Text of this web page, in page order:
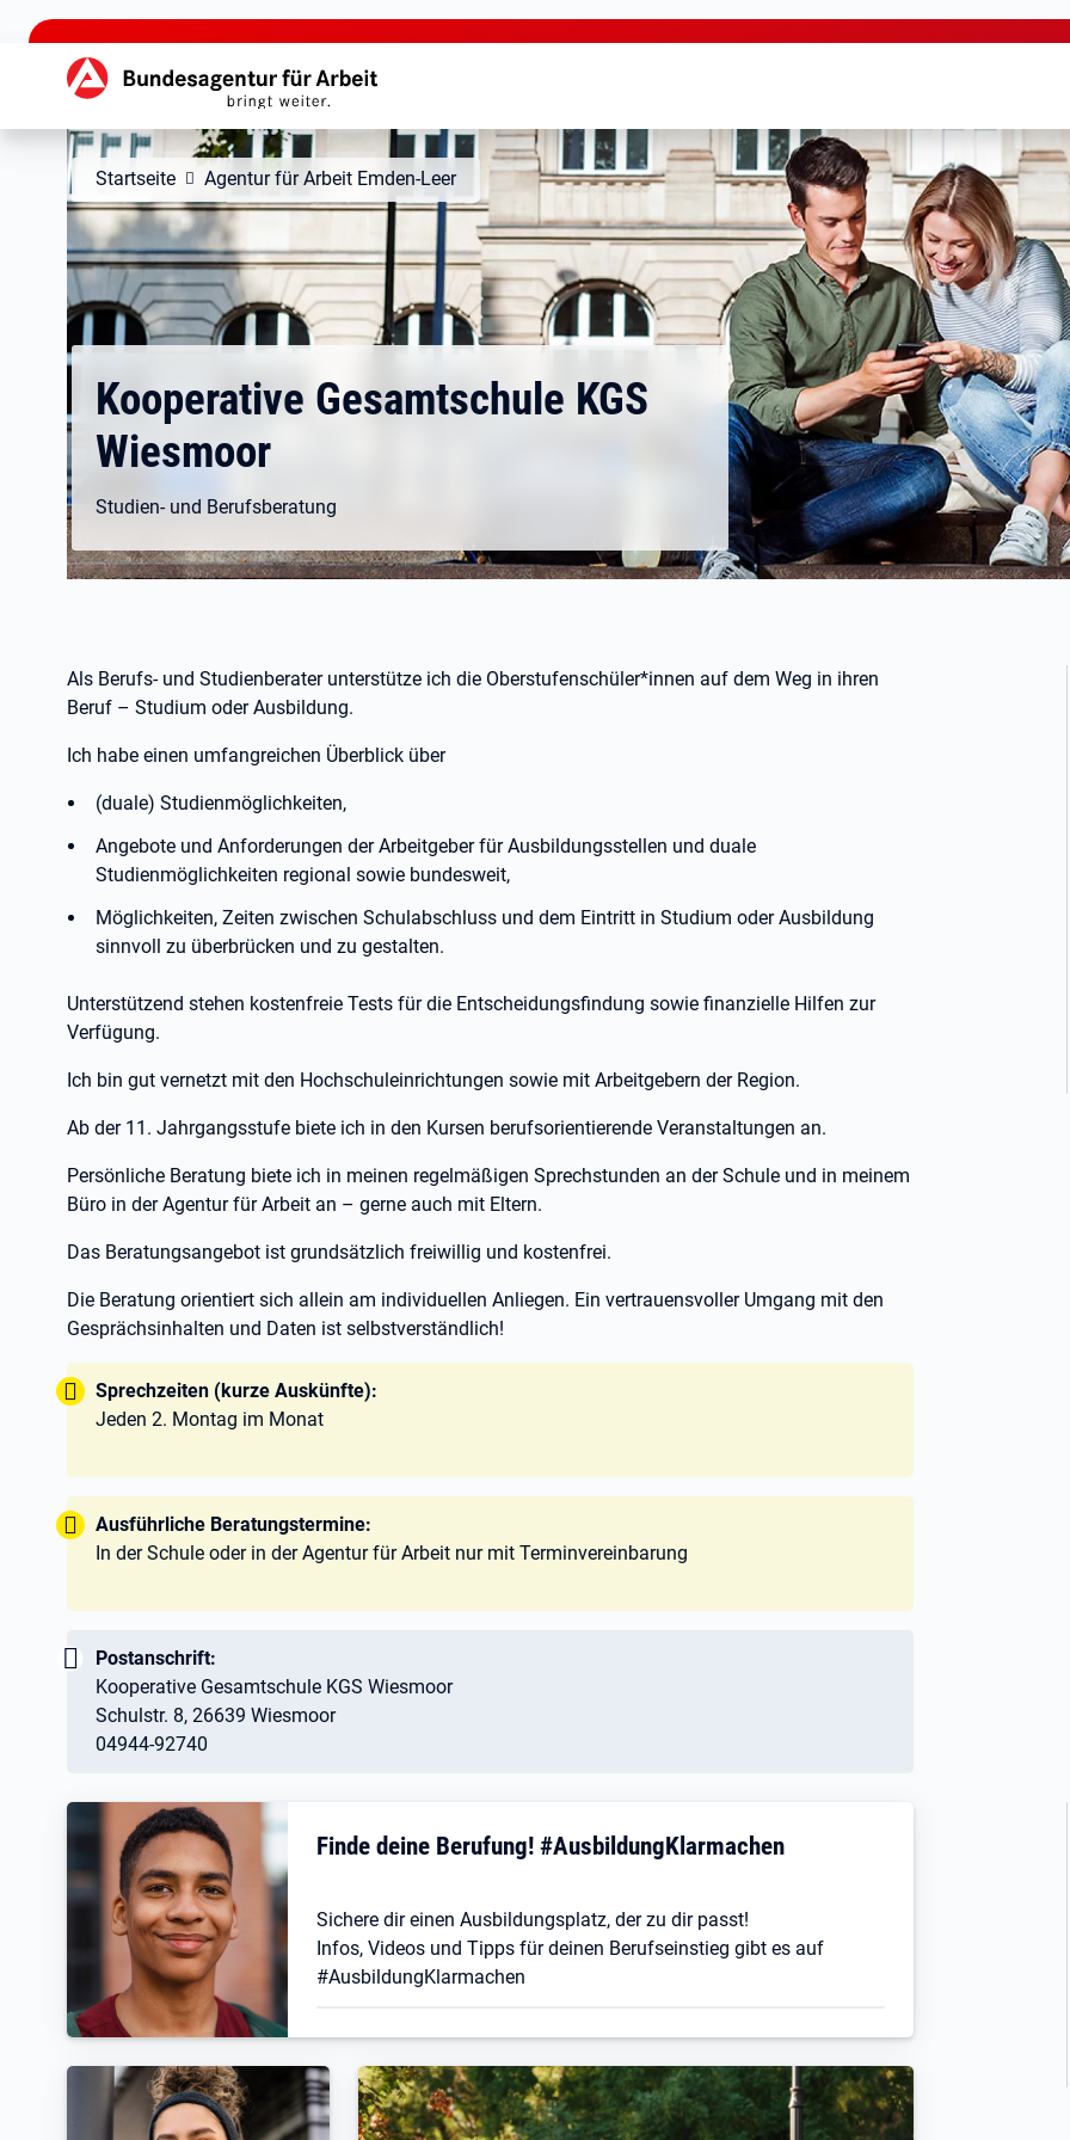
zu den Hauptinhalten springen
Hauptnavigation
Startseite Agentur für Arbeit Emden-Leer
Kooperative Gesamtschule KGS
Wiesmoor
Studien- und Berufsberatung
Als Berufs- und Studienberater unterstütze ich die Oberstufenschüler*innen auf dem Weg in ihren
Beruf – Studium oder Ausbildung.
Ich habe einen umfangreichen Überblick über
(duale) Studienmöglichkeiten,
Angebote und Anforderungen der Arbeitgeber für Ausbildungsstellen und duale
Studienmöglichkeiten regional sowie bundesweit,
Möglichkeiten, Zeiten zwischen Schulabschluss und dem Eintritt in Studium oder Ausbildung
sinnvoll zu überbrücken und zu gestalten.
Unterstützend stehen kostenfreie Tests für die Entscheidungsfindung sowie finanzielle Hilfen zur
Verfügung.
Ich bin gut vernetzt mit den Hochschuleinrichtungen sowie mit Arbeitgebern der Region.
Ab der 11. Jahrgangsstufe biete ich in den Kursen berufsorientierende Veranstaltungen an.
Persönliche Beratung biete ich in meinen regelmäßigen Sprechstunden an der Schule und in meinem
Büro in der Agentur für Arbeit an – gerne auch mit Eltern.
Das Beratungsangebot ist grundsätzlich freiwillig und kostenfrei.
Die Beratung orientiert sich allein am individuellen Anliegen. Ein vertrauensvoller Umgang mit den
Gesprächsinhalten und Daten ist selbstverständlich!
Tipp:
Sprechzeiten (kurze Auskünfte):
Jeden 2. Montag im Monat
Tipp:
Ausführliche Beratungstermine:
In der Schule oder in der Agentur für Arbeit nur mit Terminvereinbarung
Wichtig:
Postanschrift:
Kooperative Gesamtschule KGS Wiesmoor
Schulstr. 8, 26639 Wiesmoor
04944-92740
Finde deine Berufung! #AusbildungKlarmachen
Sichere dir einen Ausbildungsplatz, der zu dir passt!
Infos, Videos und Tipps für deinen Berufseinstieg gibt es auf
#AusbildungKlarmachen